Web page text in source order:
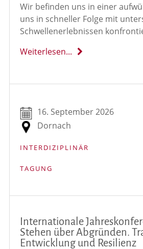
Wir befinden uns in einer
uns in schneller Folge mit
Schwellenerlebnissen
Weiterlesen...
Internationale
Stehen über Abgründen.
Entwicklung und Resilienz
16. September 2026
Dornach
INTERDIZIPLINÄR
TAGUNG